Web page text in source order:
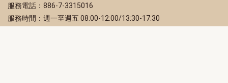
服務電話：886-7-3315016
服務時間：週一至週五 08:00-12:00/13:30-17:30